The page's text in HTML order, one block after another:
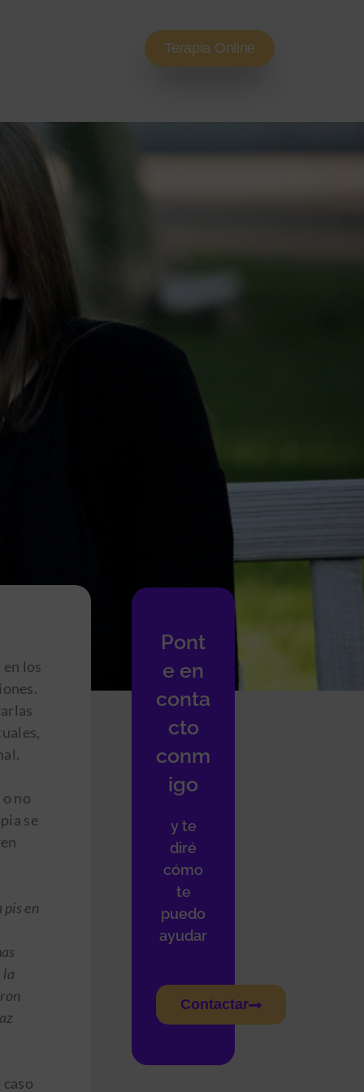
Terapia Online
los
no
se
en
la
caso
Pont
e en
conta
cto
conm
igo
y te
diré
cómo
te
puedo
ayudar
Contactar